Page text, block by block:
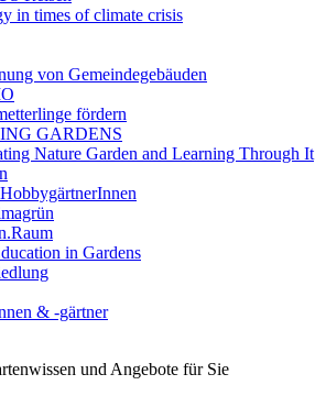
in times of climate crisis
von Gemeindegebäuden
fördern
GARDENS
Nature Garden and Learning Through It
in Gardens
& -gärtner
und Angebote für Sie